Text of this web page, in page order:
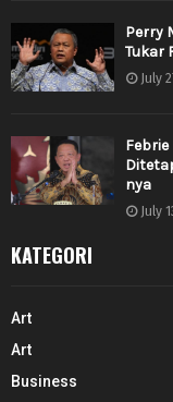
Perry
Tukar
July
nya
July
KATEGORI
Art
Art
Business